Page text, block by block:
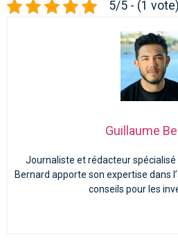
5/5 - (1 vote)
Guillaume
Journaliste et rédacteur spécialisé
Bernard apporte son expertise dans
conseils pour les